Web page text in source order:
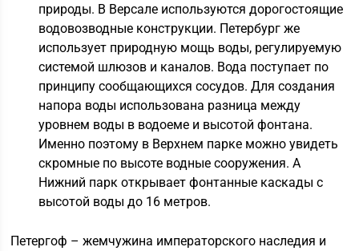
природы. В Версале используются дорогостоящие
водовозводные конструкции. Петербург же
использует природную мощь воды, регулируемую
системой шлюзов и каналов. Вода поступает по
принципу сообщающихся сосудов. Для создания
напора воды использована разница между
уровнем воды в водоеме и высотой фонтана.
Именно поэтому в Верхнем парке можно увидеть
скромные по высоте водные сооружения. А
Нижний парк открывает фонтанные каскады с
высотой воды до 16 метров.
Петергоф – жемчужина императорского наследия и